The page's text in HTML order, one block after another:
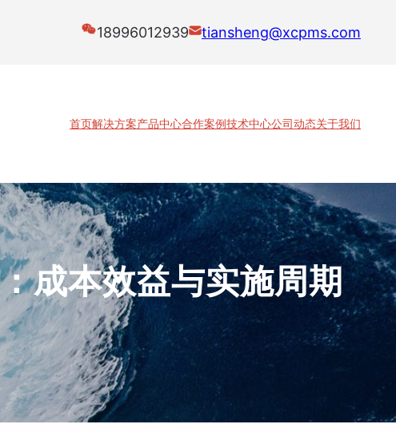
18996012939 tiansheng@xcpms.com
首页解决方案产品中心合作案例技术中心公司动态关于我们
成本效益与实施周期